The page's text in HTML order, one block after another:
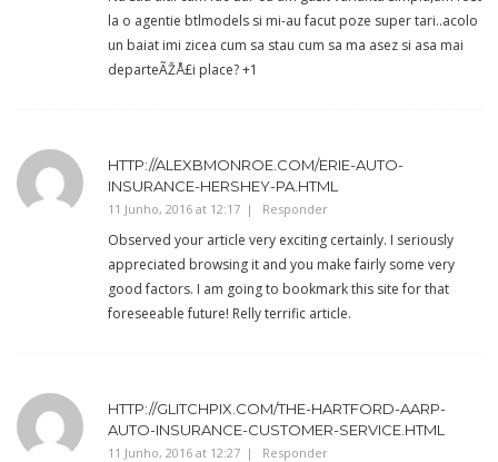
la o agentie btlmodels si mi-au facut poze super tari..acolo
un baiat imi zicea cum sa stau cum sa ma asez si asa mai
departeÃŽÅ£i place? +1
HTTP://ALEXBMONROE.COM/ERIE-AUTO-
INSURANCE-HERSHEY-PA.HTML
11 Junho, 2016 at 12:17 Responder
Observed your article very exciting certainly. I seriously
appreciated browsing it and you make fairly some very
good factors. I am going to bookmark this site for that
foreseeable future! Relly terrific article.
HTTP://GLITCHPIX.COM/THE-HARTFORD-AARP-
AUTO-INSURANCE-CUSTOMER-SERVICE.HTML
11 Junho, 2016 at 12:27 Responder